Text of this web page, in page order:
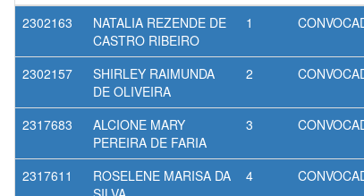
2302163
NATALIA REZENDE DE
CASTRO RIBEIRO
1
2302157
SHIRLEY RAIMUNDA
DE OLIVEIRA
2
2317683
ALCIONE MARY
PEREIRA DE FARIA
3
2317611
ROSELENE MARISA DA
4